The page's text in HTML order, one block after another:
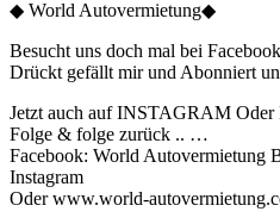
◆ World Autovermietung◆
Besucht uns doch mal bei
Drückt gefällt mir und Abonniert
Jetzt auch auf INSTAGRAM Oder
Folge & folge zurück .. …
Facebook: World Autovermietung
Instagram
Oder www.world-